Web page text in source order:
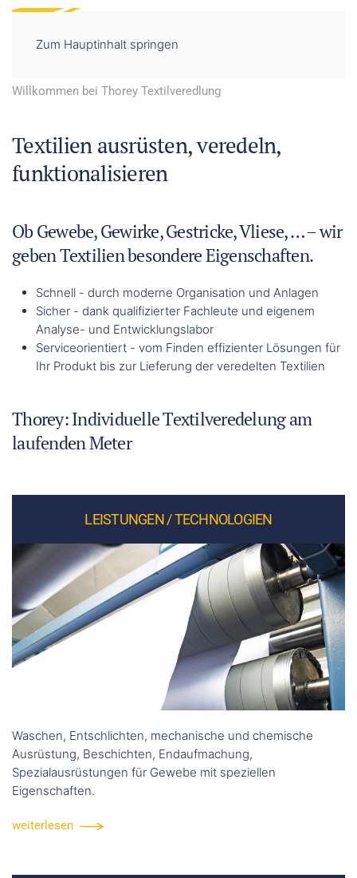
Zum Hauptinhalt springen
Willkommen bei Thorey Textilveredlung
Textilien ausrüsten, veredeln,
funktionalisieren
Ob Gewebe, Gewirke, Gestricke, Vliese, … – wir
geben Textilien besondere Eigenschaften.
Schnell - durch moderne Organisation und Anlagen
Sicher - dank qualifizierter Fachleute und eigenem
Analyse- und Entwicklungslabor
Serviceorientiert - vom Finden effizienter Lösungen für
Ihr Produkt bis zur Lieferung der veredelten Textilien
Thorey: Individuelle Textilveredelung am
laufenden Meter
LEISTUNGEN / TECHNOLOGIEN
Waschen, Entschlichten, mechanische und chemische
Ausrüstung, Beschichten, Endaufmachung,
Spezialausrüstungen für Gewebe mit speziellen
Eigenschaften.
weiterlesen